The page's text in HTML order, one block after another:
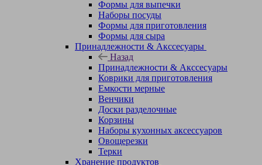
Формы для выпечки
Наборы посуды
Формы для приготовления
Формы для сыра
Принадлежности & Акссесуары
Назад
Принадлежности & Акссесуары
Коврики для приготовления
Емкости мерные
Венчики
Доски разделочные
Корзины
Наборы кухонных аксессуаров
Овощерезки
Терки
Хранение продуктов